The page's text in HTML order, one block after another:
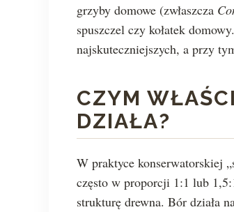
grzyby domowe (zwłaszcza
spuszczel czy kołatek
najskuteczniejszych, a przy
CZYM
DZIAŁA?
W praktyce konserwatorskiej
często w proporcji 1:1 lub
strukturę drewna. Bór działa